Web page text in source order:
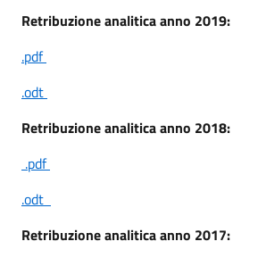
Retribuzione analitica anno 2019:
.pdf
.odt
Retribuzione analitica anno 2018:
.pdf
.odt
Retribuzione analitica anno 2017: